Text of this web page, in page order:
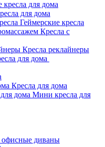
для дома
Геймерские кресла
Кресла с
Кресла реклайнеры
для дома
Кресла для дома
Мини кресла для